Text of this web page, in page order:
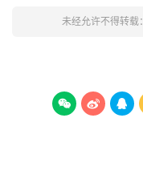
未经允许不得转载：
  